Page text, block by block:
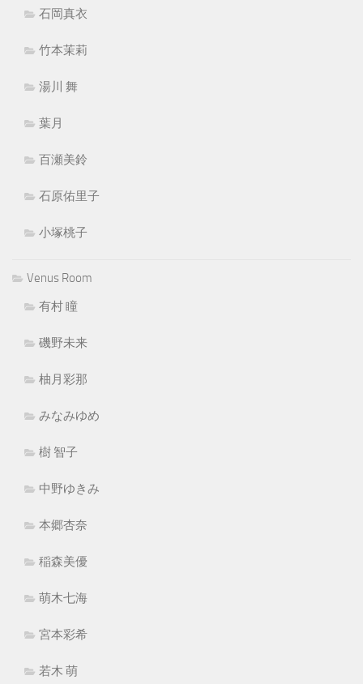
石岡真衣
竹本茉莉
湯川 舞
葉月
百瀬美鈴
石原佑里子
小塚桃子
Venus Room
有村 瞳
磯野未来
柚月彩那
みなみゆめ
樹 智子
中野ゆきみ
本郷杏奈
稲森美優
萌木七海
宮本彩希
若木 萌